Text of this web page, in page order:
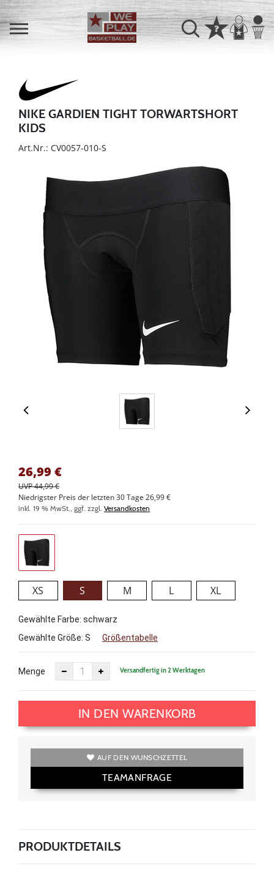
NIKE GARDIEN TIGHT TORWARTSHORT
KIDS
Art.Nr.: CV0057-010-S
26,99 €
UVP 44,99 €
Niedrigster Preis der letzten 30 Tage 26,99 €
inkl. 19 % MwSt., ggf. zzgl. Versandkosten
XS S M L XL
Gewählte Farbe: schwarz
Gewählte Größe: S Größentabelle
Menge Versandfertig in 2 Werktagen
IN DEN WARENKORB
AUF DEN WUNSCHZETTEL
TEAMANFRAGE
PRODUKTDETAILS